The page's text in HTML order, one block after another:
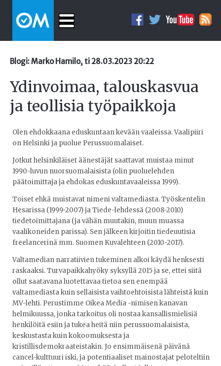
Blogi: Marko Hamilo, ti 28.03.2023 20:22
Ydinvoimaa, talouskasvua
ja teollisia työpaikkoja
Olen ehdokkaana eduskuntaan kevään vaaleissa. Vaalipiiri
on Helsinki ja puolue Perussuomalaiset.
Jotkut helsinkiläiset äänestäjät saattavat muistaa minut
1990-luvun nuorsuomalaisista (olin puoluelehden
päätoimittaja ja ehdokas eduskuntavaaleissa 1999).
Toiset ehkä muistavat nimeni valtamediasta. Työskentelin
Hesarissa (1999-2007) ja Tiede-lehdessä (2008-2010)
tiedetoimittajana (ja vähän muutakin, muun muassa
vaalikoneiden parissa). Sen jälkeen kirjoitin tiedeuutisia
freelancerinä mm. Suomen Kuvalehteen (2010-2017).
Valtamedian narratiivien tukeminen alkoi käydä henksesti
raskaaksi. Turvapaikkahyöky syksyllä 2015 ja se, ettei siitä
ollut saatavana luotettavaa tietoa sen enempää
valtamediasta kuin sellaisista vaihtoehtoisista lähteistä kuin
MV-lehti. Perustimme Oikea Media -nimisen kanavan
helmikuussa, jonka tarkoitus oli nostaa kansallismielisiä
henkilöitä esiin ja tukea heitä niin perussuomalaisista,
keskustasta kuin kokoomuksesta ja
kristillisdemokraateistakin. Jo ensimmäisenä päivänä
cancel-kulttuuri iski, ja potentiaaliset mainostajat peloteltiin